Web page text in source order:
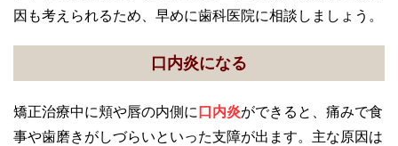
因も考えられるため、早めに歯科医院に相談しましょう。
口内炎になる
矯正治療中に頬や唇の内側に口内炎ができると、痛みで食
事や歯磨きがしづらいといった支障が出ます。主な原因は